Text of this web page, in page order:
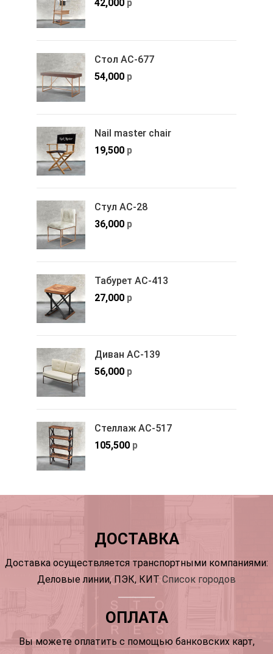
42,000 р
Стол АС-677
54,000 р
Nail master chair
19,500 р
Стул АС-28
36,000 р
Табурет АС-413
27,000 р
Диван АС-139
56,000 р
Стеллаж АС-517
105,500 р
ДОСТАВКА
Доставка осуществляется транспортными компаниями:
Деловые линии, ПЭК, КИТ Список городов
ОПЛАТА
Вы можете оплатить с помощью банковских карт,